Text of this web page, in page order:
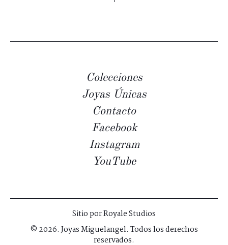
Colecciones
Joyas Únicas
Contacto
Facebook
Instagram
YouTube
Sitio porRoyale Studios
© 2026. Joyas Miguelangel. Todos los derechos
reservados.